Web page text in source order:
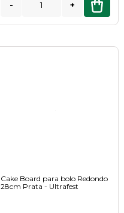
- +
Cake Board para bolo Redondo
28cm Prata - Ultrafest